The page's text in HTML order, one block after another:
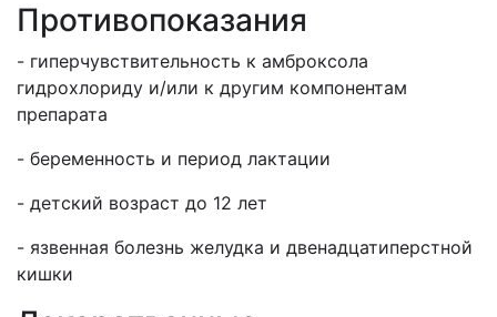
Противопоказания
- гиперчувствительность к амброксола
гидрохлориду и/или к другим компонентам
препарата
- беременность и период лактации
- детский возраст до 12 лет
- язвенная болезнь желудка и двенадцатиперстной
кишки